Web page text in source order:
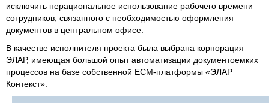
исключить нерациональное использование рабочего времени
сотрудников, связанного с необходимостью оформления
документов в центральном офисе.
В качестве исполнителя проекта была выбрана корпорация
ЭЛАР, имеющая большой опыт автоматизации документоемких
процессов на базе собственной ECM-платформы «ЭЛАР
Контекст».